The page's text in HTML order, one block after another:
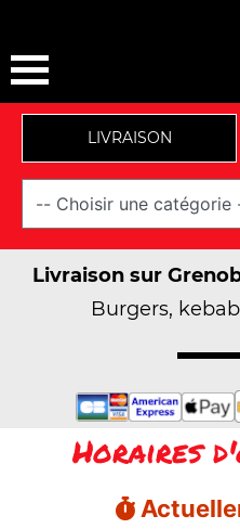
LIVRAISON
Livraison sur
Burgers,
Horaires